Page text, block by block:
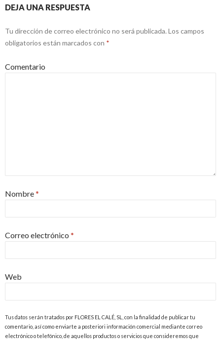
DEJA UNA RESPUESTA
Tu dirección de correo electrónico no será publicada. Los campos
obligatorios están marcados con *
Comentario
Nombre*
Correo electrónico *
Web
Tus datos serán tratados por FLORES EL CALÉ, SL, con la finalidad de publicar tu
comentario, así como enviarte a posteriori información comercial mediante correo
electrónico o telefónico, de aquellos productos o servicios que consideremos que